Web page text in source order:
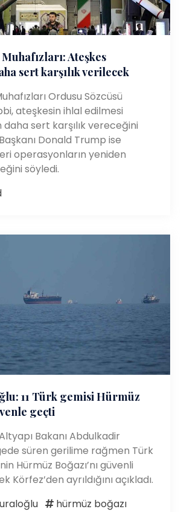
Ateşkes
sert karşılık verilecek
Ordusu Sözcüsü
ateşkesin ihlal edilmesi
daha sert karşılık vereceğini
Donald Trump ise
operasyonların yeniden
söyledi.
11 Türk gemisi Hürmüz
geçti
Bakanı Abdulkadir
süren gerilime rağmen Türk
Hürmüz Boğazı’nı güvenli
Körfez’den ayrıldığını açıkladı.
hürmüz boğazı